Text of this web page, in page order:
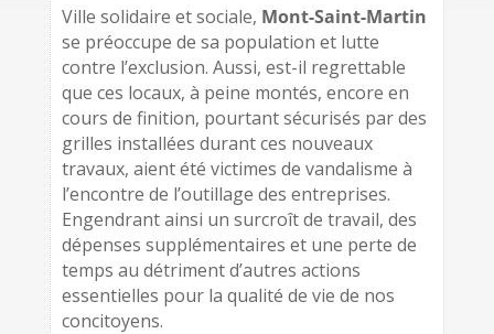
Ville solidaire et sociale, Mont-Saint-Martin
se préoccupe de sa population et lutte
contre l’exclusion. Aussi, est-il regrettable
que ces locaux, à peine montés, encore en
cours de finition, pourtant sécurisés par des
grilles installées durant ces nouveaux
travaux, aient été victimes de vandalisme à
l’encontre de l’outillage des entreprises.
Engendrant ainsi un surcroît de travail, des
dépenses supplémentaires et une perte de
temps au détriment d’autres actions
essentielles pour la qualité de vie de nos
concitoyens.